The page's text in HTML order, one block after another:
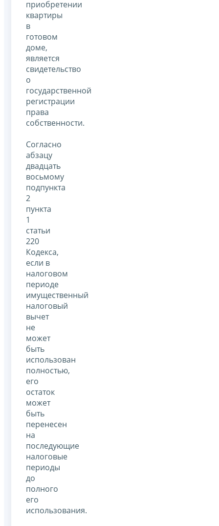
приобретении
квартиры
в
готовом
доме,
является
свидетельство
о
государственной
регистрации
права
собственности.
Согласно
абзацу
двадцать
восьмому
подпункта
2
пункта
1
статьи
220
Кодекса,
если в
налоговом
периоде
имущественный
налоговый
вычет
не
может
быть
использован
полностью,
его
остаток
может
быть
перенесен
на
последующие
налоговые
периоды
до
полного
его
использования.